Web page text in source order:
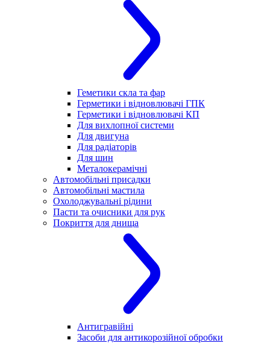
Геметики скла та фар
Герметики і відновлювачі ГПК
Герметики і відновлювачі КП
Для вихлопної системи
Для двигуна
Для радіаторів
Для шин
Металокерамічні
Автомобільні присадки
Автомобільні мастила
Охолоджувальні рідини
Пасти та очисники для рук
Покриття для днища
Антигравійні
Засоби для антикорозійної обробки